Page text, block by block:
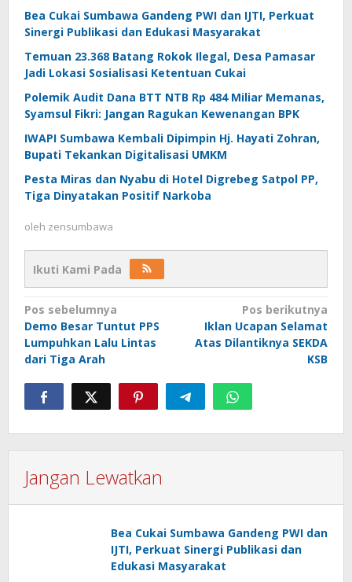
Bea Cukai Sumbawa Gandeng PWI dan IJTI, Perkuat
Sinergi Publikasi dan Edukasi Masyarakat
Temuan 23.368 Batang Rokok Ilegal, Desa Pamasar
Jadi Lokasi Sosialisasi Ketentuan Cukai
Polemik Audit Dana BTT NTB Rp 484 Miliar Memanas,
Syamsul Fikri: Jangan Ragukan Kewenangan BPK
IWAPI Sumbawa Kembali Dipimpin Hj. Hayati Zohran,
Bupati Tekankan Digitalisasi UMKM
Pesta Miras dan Nyabu di Hotel Digrebeg Satpol PP,
Tiga Dinyatakan Positif Narkoba
oleh zensumbawa
Ikuti Kami Pada
Navigasi
pos
Pos sebelumnya
Demo Besar Tuntut PPS
Lumpuhkan Lalu Lintas
dari Tiga Arah
Pos berikutnya
Iklan Ucapan Selamat
Atas Dilantiknya SEKDA
KSB
Jangan Lewatkan
Bea Cukai Sumbawa Gandeng PWI dan
IJTI, Perkuat Sinergi Publikasi dan
Edukasi Masyarakat